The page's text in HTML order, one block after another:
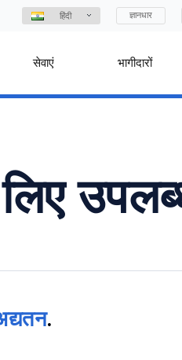
हिंदी ज्ञानधार
सेवाएं भागीदारों
.